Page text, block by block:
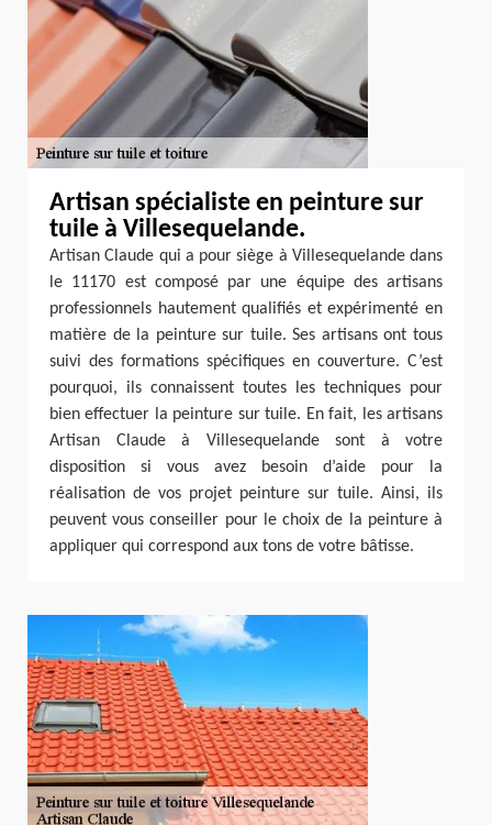
Artisan spécialiste en peinture sur
tuile à Villesequelande.
Artisan Claude qui a pour siège à Villesequelande dans
le 11170 est composé par une équipe des artisans
professionnels hautement qualifiés et expérimenté en
matière de la peinture sur tuile. Ses artisans ont tous
suivi des formations spécifiques en couverture. C’est
pourquoi, ils connaissent toutes les techniques pour
bien effectuer la peinture sur tuile. En fait, les artisans
Artisan Claude à Villesequelande sont à votre
disposition si vous avez besoin d’aide pour la
réalisation de vos projet peinture sur tuile. Ainsi, ils
peuvent vous conseiller pour le choix de la peinture à
appliquer qui correspond aux tons de votre bâtisse.